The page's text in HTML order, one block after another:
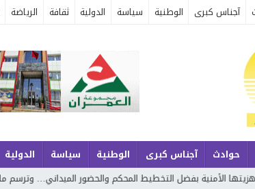
آجناس كبرى الوطنية سياسة الدولية ثقافة الرياضة
حوادث آجناس كبرى الوطنية سياسة الدولية
التخطيط المحكم والحضور الميداني… وترسم ملامح صيف آمن